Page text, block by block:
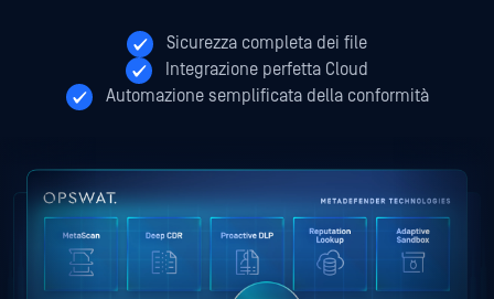
Sicurezza completa dei file
Integrazione perfetta Cloud
Automazione semplificata della conformità